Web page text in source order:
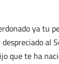
ya tu
al
que te ha